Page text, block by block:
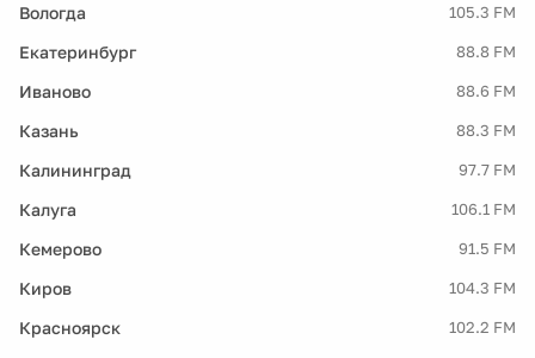
Вологда 105.3 FM
Екатеринбург 88.8 FM
Иваново 88.6 FM
Казань 88.3 FM
Калининград 97.7 FM
Калуга 106.1 FM
Кемерово 91.5 FM
Киров 104.3 FM
Красноярск 102.2 FM